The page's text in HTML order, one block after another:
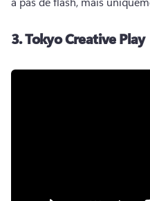
3.Tokyo Creative Play